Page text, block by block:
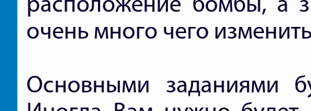
очень много чего
Основными заданиями